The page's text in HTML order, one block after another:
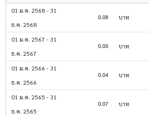
01 ม.ค. 2568 - 31
ธ.ค. 2568
0.08 บาท
01 ม.ค. 2567 - 31
ธ.ค. 2567
0.05 บาท
01 ม.ค. 2566 - 31
ธ.ค. 2566
0.04 บาท
01 ม.ค. 2565 - 31
ธ.ค. 2565
0.07 บาท